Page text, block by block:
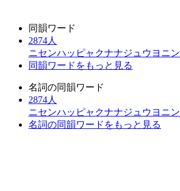
同韻ワード
2874人
ニセンハッピャクナナジュウヨニン
同韻ワードをもっと見る
名詞の同韻ワード
2874人
ニセンハッピャクナナジュウヨニン
名詞の同韻ワードをもっと見る